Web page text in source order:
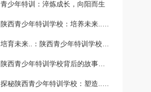
青少年特训：淬炼成长，向阳而生
陕西青少年特训学校：培养未来..的摇篮
培育未来..：陕西青少年特训学校的使命与愿景
陕西青少年特训学校背后的故事与成就
探秘陕西青少年特训学校：塑造..人才的摇篮